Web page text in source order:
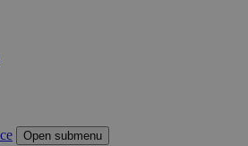
Open submenu